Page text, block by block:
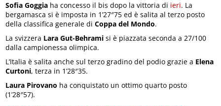
Sofia Goggia ha concesso il bis dopo la vittoria di ieri. La
bergamasca si è imposta in 1’27″75 ed è salita al terzo posto
della classifica generale diCoppa del Mondo.
La svizzera Lara Gut-Behrami si è piazzata seconda a 27/100
dalla campionessa olimpica.
L’Italia è salita anche sul terzo gradino del podio grazie a Elena
Curtoni, terza in 1’28″35.
Laura Pirovano ha conquistato un ottimo quarto posto
(1’28″57).